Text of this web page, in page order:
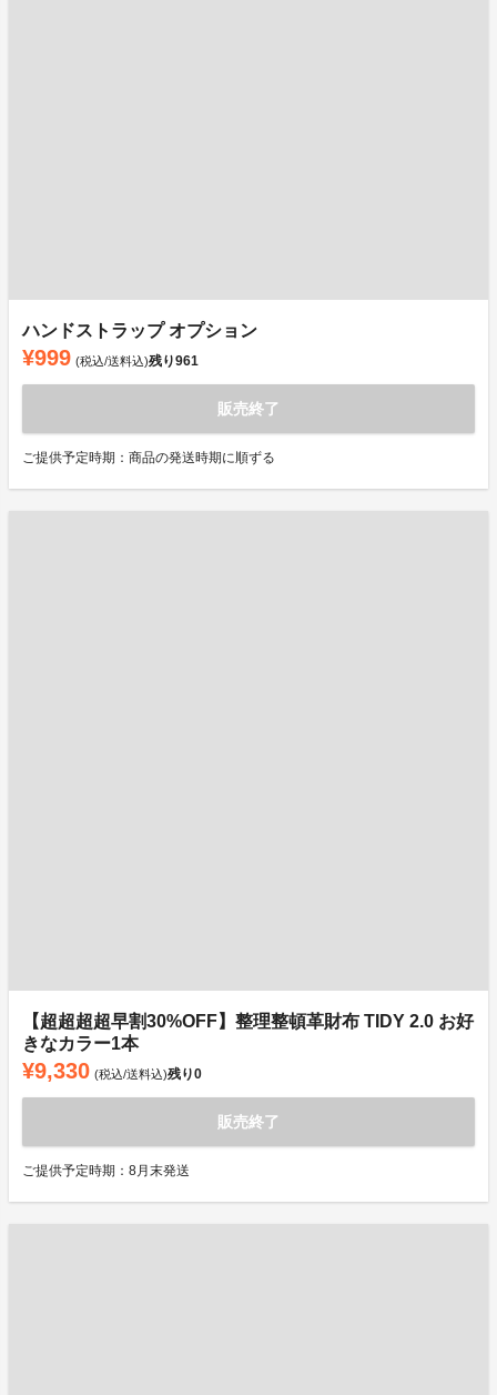
ハンドストラップ オプション
¥999 (税込/送料込)残り961
販売終了
ご提供予定時期：商品の発送時期に順ずる
【超超超超早割30%OFF】整理整頓革財布 TIDY 2.0 お好
きなカラー1本
¥9,330 (税込/送料込)残り0
販売終了
ご提供予定時期：8月末発送